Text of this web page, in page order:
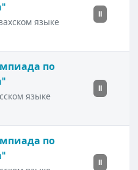
языке
II
по
языке
II
по
II